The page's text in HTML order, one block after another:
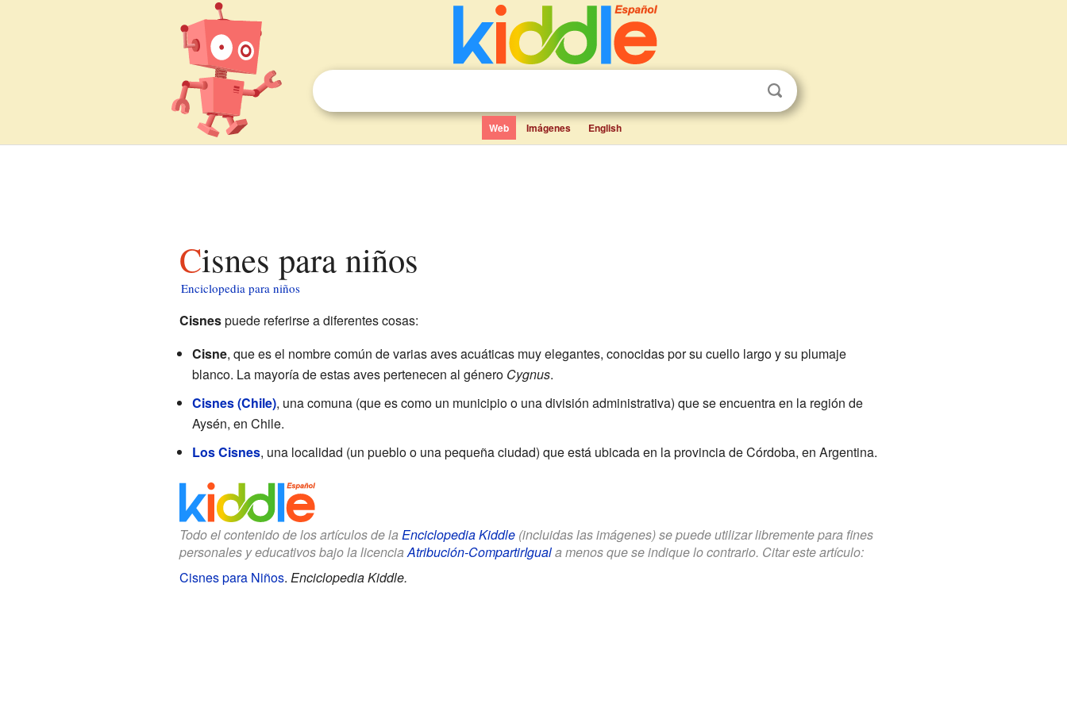
Web Imágenes English
Cisnes para niños
Enciclopedia para niños
Cisnespuede referirse a diferentes cosas:
Cisne, que es el nombre común de varias aves acuáticas muy elegantes, conocidas por su cuello largo y su plumaje
blanco. La mayoría de estas aves pertenecen al género Cygnus.
Cisnes (Chile), una comuna (que es como un municipio o una división administrativa) que se encuentra en la región de
Aysén, en Chile.
Los Cisnes, una localidad (un pueblo o una pequeña ciudad) que está ubicada en la provincia de Córdoba, en Argentina.
Todo el contenido de los artículos de la Enciclopedia Kiddle(incluidas las imágenes) se puede utilizar libremente para fines
personales y educativos bajo la licenciaAtribución-CompartirIguala menos que se indique lo contrario. Citar este artículo:
Cisnes para Niños. Enciclopedia Kiddle.